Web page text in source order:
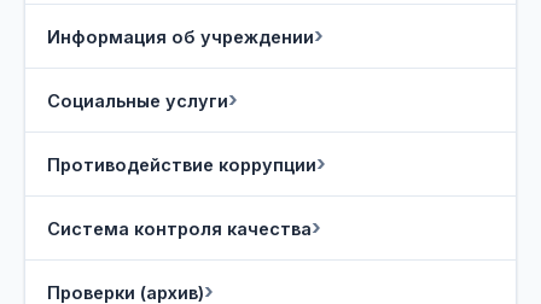
Информация об учреждении
Социальные услуги
Противодействие коррупции
Система контроля качества
Проверки (архив)